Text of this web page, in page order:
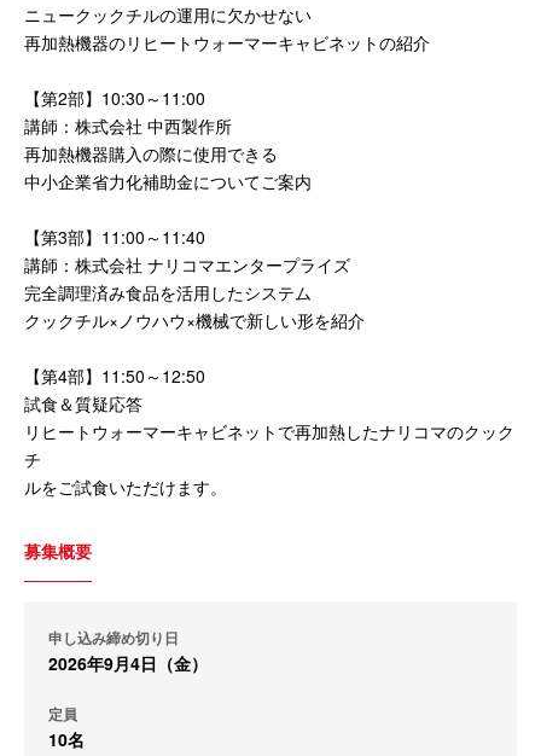
ニュークックチルの運⽤に欠かせない
再加熱機器のリヒートウォーマーキャビネットの紹介
【第2部】10:30～11:00
講師：株式会社 中西製作所
再加熱機器購入の際に使⽤できる
中小企業省力化補助金についてご案内
【第3部】11:00～11:40
講師：株式会社 ナリコマエンタープライズ
完全調理済み食品を活⽤したシステム
クックチル×ノウハウ×機械で新しい形を紹介
【第4部】11:50～12:50
試食＆質疑応答
リヒートウォーマーキャビネットで再加熱したナリコマのクック
チ
ルをご試食いただけます。
募集概要
申し込み締め切り日
2026年9月4日（金）
定員
10名